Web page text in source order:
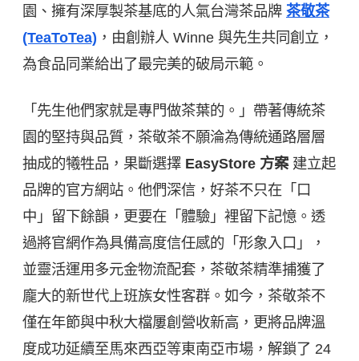
園、擁有深厚製茶基底的人氣台灣茶品牌 茶敬茶
(TeaToTea) ，由創辦人 Winne 與先生共同創立，
為食品同業給出了最完美的破局示範。
「先生他們家就是專門做茶葉的。」帶著傳統茶
園的堅持與品質，茶敬茶不願淪為傳統通路層層
抽成的犧牲品，果斷選擇 EasyStore 方案建立起
品牌的官方網站。他們深信，好茶不只在「口
中」留下餘韻，更要在「體驗」裡留下記憶。透
過將官網作為具備高度信任感的「形象入口」，
並靈活運用多元金物流配套，茶敬茶精準捕獲了
龐大的新世代上班族女性客群。如今，茶敬茶不
僅在年節與中秋大檔屢創營收新高，更將品牌溫
度成功延續至馬來西亞等東南亞市場，解鎖了 24